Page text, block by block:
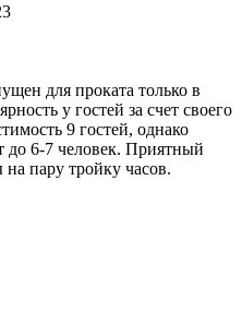
для проката только в
у гостей за счет своего
9 гостей, однако
до 6-7 человек. Приятный
пару тройку часов.